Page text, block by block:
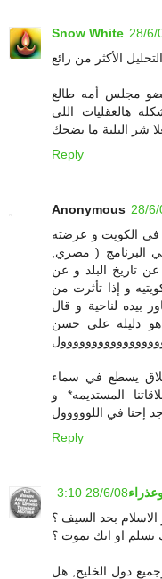
Snow White 28/6/
مجلس أمه طالع
هالعقليات اللي
Reply
Anonymous 28/
في الكويت و عرضته
البرنامج ( مصري,
تاريخ البلد و عن
و إذا تأثرت من
بيده لناحية و قال
دليله على حسن
يسطع في سماء
المستديمه* و
إحنا في اللووووول
Reply
بحد السيف ؟
تسلم او انك تموت ؟
دول الخليج, هل